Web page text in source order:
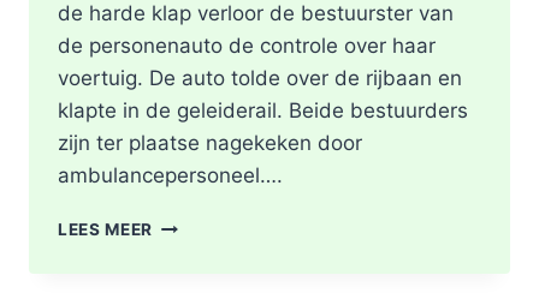
de harde klap verloor de bestuurster van
de personenauto de controle over haar
voertuig. De auto tolde over de rijbaan en
klapte in de geleiderail. Beide bestuurders
zijn ter plaatse nagekeken door
ambulancepersoneel….
LEES MEER HOOFDRIJBAAN